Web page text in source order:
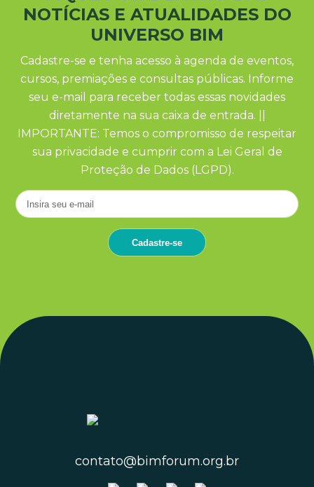
NOTÍCIAS E ATUALIDADES DO
UNIVERSO BIM
Cadastre-se e tenha acesso à agenda de eventos,
cursos, premiações e consultas públicas. Informe
seu e-mail para receber todas essas novidades
diretamente na sua caixa de entrada. ||
IMPORTANTE: Temos o compromisso de respeitar
sua privacidade e cumprir com a Lei Geral de
Proteção de Dados (LGPD).
contato@bimforum.org.br